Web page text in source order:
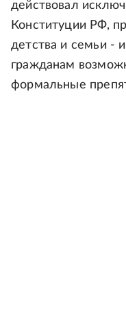
действовал
Конституции РФ,
детства и семьи -
гражданам
формальные